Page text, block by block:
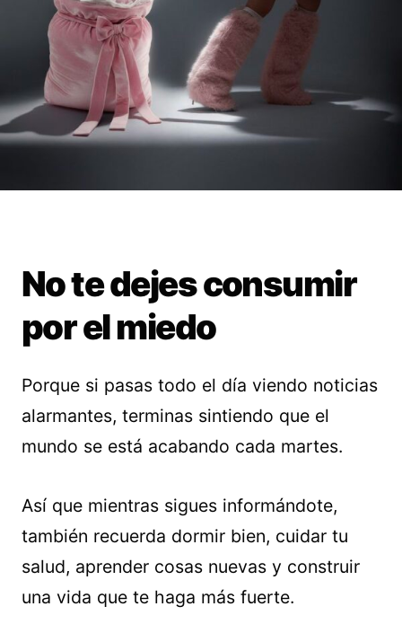
No te dejes consumir
por el miedo
Porque si pasas todo el día viendo noticias
alarmantes, terminas sintiendo que el
mundo se está acabando cada martes.
Así que mientras sigues informándote,
también recuerda dormir bien, cuidar tu
salud, aprender cosas nuevas y construir
una vida que te haga más fuerte.